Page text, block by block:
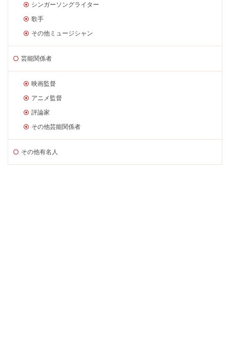
シンガーソングライター
歌手
その他ミュージシャン
芸能関係者
映画監督
アニメ監督
評論家
その他芸能関係者
その他有名人